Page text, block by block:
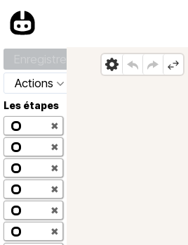
Actions
Les étapes
✖
✖
✖
✖
✖
✖